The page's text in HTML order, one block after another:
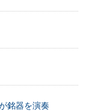
銘器を演奏